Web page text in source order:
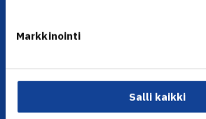
Markkinointi
Salli kaikki
Olympiastadion, Paavo Nurmen tie 1,
Toimiston puhelinajat:
Muina aikoina olkaa yhteydessä